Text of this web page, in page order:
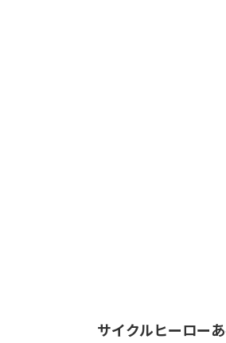
サイクルヒーロー